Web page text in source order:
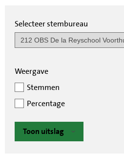
Selecteer stembureau
Weergave
Stemmen
Percentage
Toon uitslag